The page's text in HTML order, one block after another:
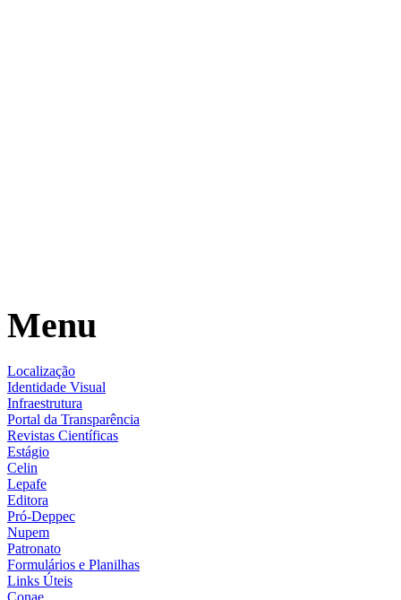
Menu
Localização
Identidade Visual
Infraestrutura
Portal da Transparência
Revistas Científicas
Estágio
Celin
Lepafe
Editora
Pró-Deppec
Nupem
Patronato
Formulários e Planilhas
Links Úteis
Conae